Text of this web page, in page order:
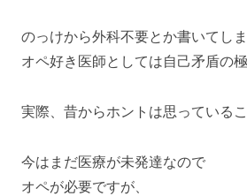
のっけから外科不要とか書いてしま
オペ好き医師としては自己矛盾の
実際、昔からホントは思っているこ
今はまだ医療が未発達なので
オペが必要ですが、